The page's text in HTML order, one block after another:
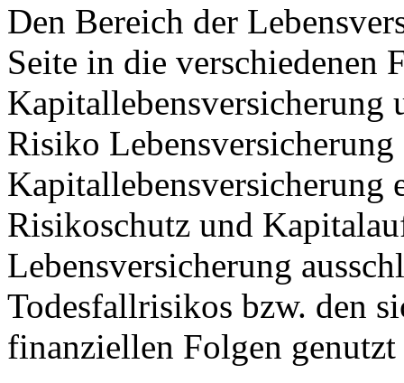
Den Bereich der
Seite in die verschiedenen
Kapitallebensversicherung
Risiko
Kapitallebensversicherung
Risikoschutz und
Lebensversicherung
Todesfallrisikos bzw. den
finanziellen Folgen genutzt